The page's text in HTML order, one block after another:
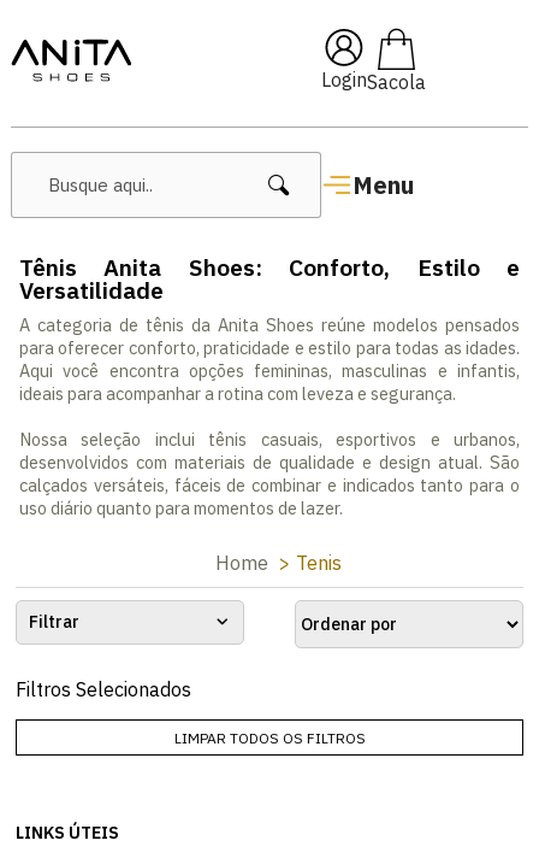
Login
Menu
Tênis Anita Shoes: Conforto, Estilo e
Versatilidade
A categoria de tênis da Anita Shoes reúne modelos pensados
para oferecer conforto, praticidade e estilo para todas as idades.
Aqui você encontra opções femininas, masculinas e infantis,
ideais para acompanhar a rotina com leveza e segurança.
Nossa seleção inclui tênis casuais, esportivos e urbanos,
desenvolvidos com materiais de qualidade e design atual. São
calçados versáteis, fáceis de combinar e indicados tanto para o
uso diário quanto para momentos de lazer.
Home Tenis
Filtrar
Filtros Selecionados
LIMPAR TODOS OS FILTROS
LINKS ÚTEIS